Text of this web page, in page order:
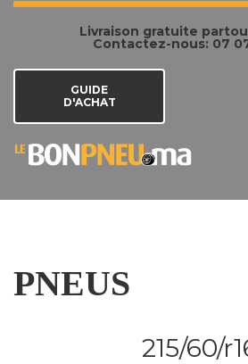
Livraison gratuite
Contactez-nous: 07
GUIDE
D'ACHAT
PNEUS
215/60/